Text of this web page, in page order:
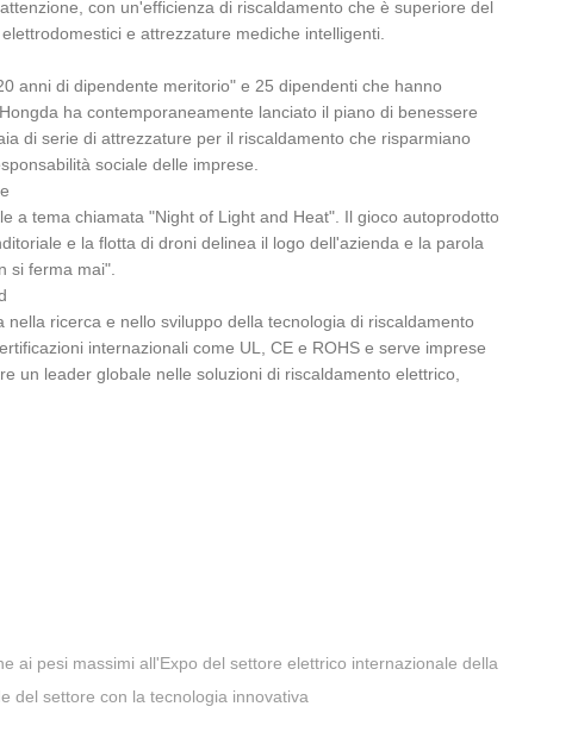
con un'efficienza di riscaldamento che è superiore del
e attrezzature mediche intelligenti.
anni di dipendente meritorio" e 25 dipendenti che hanno
ha contemporaneamente lanciato il piano di benessere
di serie di attrezzature per il riscaldamento che risparmiano
sociale delle imprese.
a tema chiamata "Night of Light and Heat". Il gioco autoprodotto
e la flotta di droni delinea il logo dell'azienda e la parola
si ferma mai".
ricerca e nello sviluppo della tecnologia di riscaldamento
internazionali come UL, CE e ROHS e serve imprese
un leader globale nelle soluzioni di riscaldamento elettrico,
ai pesi massimi all'Expo del settore elettrico internazionale della
del settore con la tecnologia innovativa